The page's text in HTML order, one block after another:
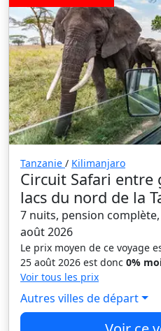
Tanzanie / Kilimanjaro
Circuit Safari entre
lacs du nord de la
7 nuits, pension
août 2026
Le prix moyen de ce voyage
25 août 2026 est donc 0%
Voir tous les prix
Autres villes de départ